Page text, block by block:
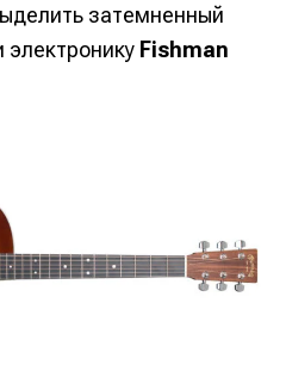
затемненный
электронику Fishman